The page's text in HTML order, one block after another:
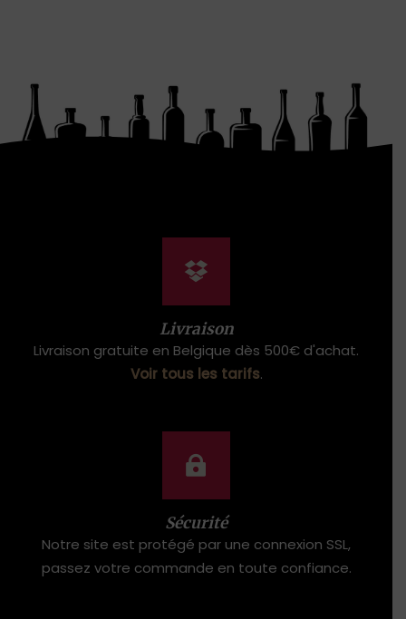
Livraison
Livraison gratuite en Belgique dès 500€ d'achat.
Voir tous les tarifs.
Sécurité
Notre site est protégé par une connexion SSL,
passez votre commande en toute confiance.